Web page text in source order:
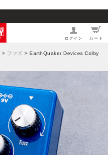
ログイン カート
> ファズ > EarthQuaker Devices Colby